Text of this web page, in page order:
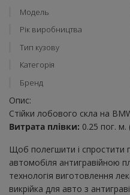
Модель
Рік виробництва
Тип кузову
Категорія
Бренд
Опис:
Стійки лобового скла на
Витрата плівки: 0.25 пог. м.
Щоб полегшити і спростити
автомобіля антигравійною
технологія виготовлення
викрійка для авто з